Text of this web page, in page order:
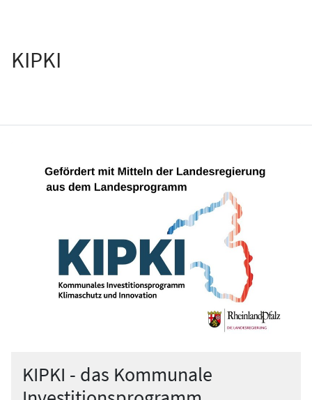
KIPKI
KIPKI - das Kommunale